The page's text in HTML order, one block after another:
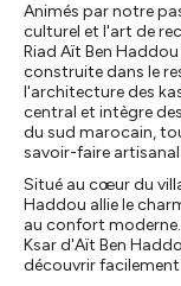
Animés par notre
culturel et l'art de
Riad Aït Ben
construite dans le
l'architecture des
central et intègre
du sud marocain,
savoir-faire
Situé au cœur du
Haddou allie le
au confort
Ksar d'Aït Ben
découvrir